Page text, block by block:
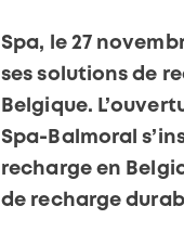
Spa, le 27
ses solutions de
Belgique.
Spa-Balmoral
recharge en
de recharge